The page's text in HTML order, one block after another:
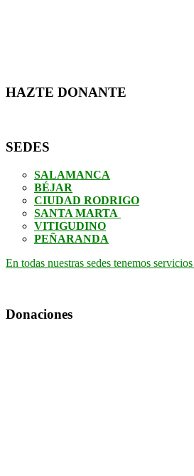
HAZTE DONANTE
SEDES
SALAMANCA
BÉJAR
CIUDAD RODRIGO
SANTA MARTA
VITIGUDINO
PEÑARANDA
En todas nuestras sedes tenemos
Donaciones